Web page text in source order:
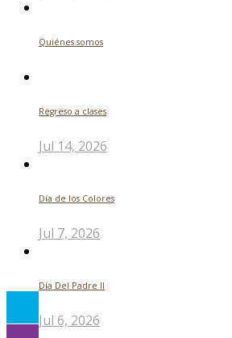
Quiénes somos
Regreso a clases
Jul 14, 2026
Día de los Colores
Jul 7, 2026
Día Del Padre ll
Jul 6, 2026